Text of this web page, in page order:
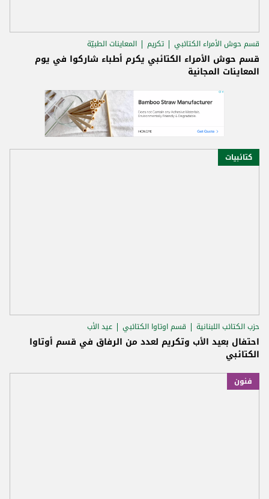
قسم حوش الأمراء الكتائبي تكريم المعاينات الطبيّة
قسم حوش الأمراء الكتائبي يكرم أطباء شاركوا في يوم
المعاينات المجانية
كتائبيات
حزب الكتائب اللبنانية قسم اوتاوا الكتائبي عيد الأب
احتفال بعيد الأب وتكريم لعدد من الرفاق في قسم أوتاوا
الكتائبي
فنون